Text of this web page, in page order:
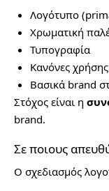
Λογότυπο
Χρωματική
Τυπογραφία
Κανόνες
Βασικά brand
Στόχος είναι η
brand.
Σε ποιους
Ο σχεδιασμός